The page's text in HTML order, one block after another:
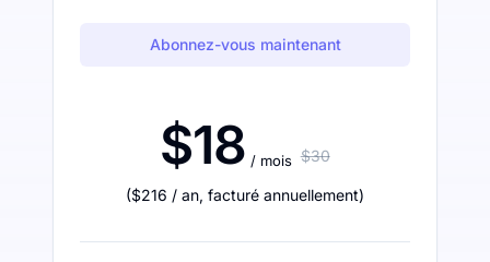
Abonnez-vous maintenant
$18 / mois $30
($216 / an, facturé annuellement)